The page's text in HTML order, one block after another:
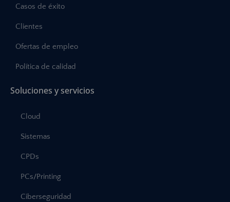
Casos de éxito
Clientes
Ofertas de empleo
Política de calidad
Soluciones y servicios
Cloud
Sistemas
CPDs
PCs/Printing
Ciberseguridad